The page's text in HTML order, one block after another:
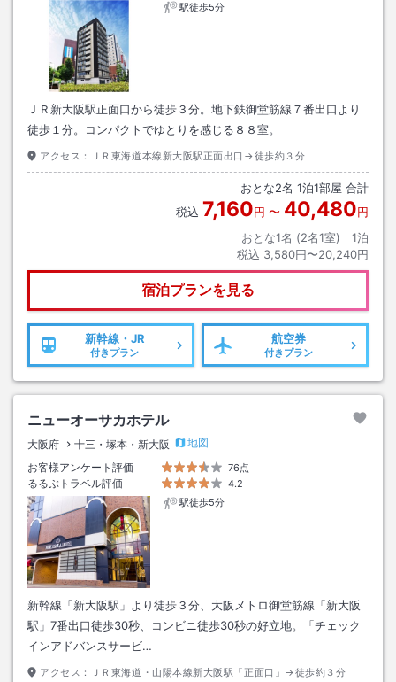
駅徒歩5分
ＪＲ新大阪駅正面口から徒歩３分。地下鉄御堂筋線７番出口より
徒歩１分。コンパクトでゆとりを感じる８８室。
アクセス： ＪＲ東海道本線新大阪駅正面出口→徒歩約３分
おとな2名 1泊1部屋 合計
税込 7,160円 〜 40,480円
おとな1名 (2名1室)｜ 1泊
税込 3,580円〜20,240円
宿泊プランを見る
新幹線・JR
付きプラン
航空券
付きプラン
ニューオーサカホテル
大阪府 十三・塚本・新大阪
地図
お客様アンケート評価
76点
るるぶトラベル評価
4.2
駅徒歩5分
新幹線「新大阪駅」より徒歩３分、大阪メトロ御堂筋線「新大阪
駅」7番出口徒歩30秒、コンビニ徒歩30秒の好立地。「チェック
インアドバンスサービ…
アクセス： ＪＲ東海道・山陽本線新大阪駅「正面口」→徒歩約３分